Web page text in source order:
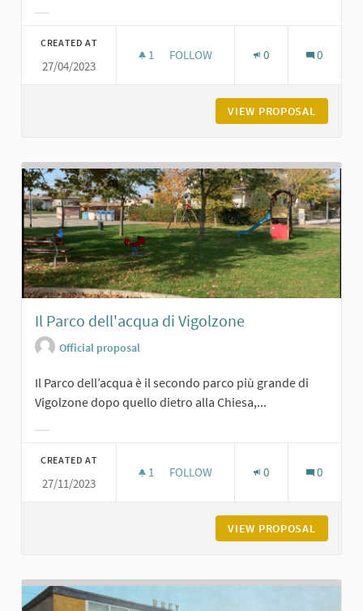
CREATED AT
27/04/2023
1 1 FOLLOWER
FOLLOW 0 0
VIEW PROPOSAL
Il Parco dell'acqua di Vigolzone
Official proposal
Il Parco dell’acqua è il secondo parco più grande di
Vigolzone dopo quello dietro alla Chiesa,...
CREATED AT
27/11/2023
1 1 FOLLOWER
FOLLOW 0 0
VIEW PROPOSAL